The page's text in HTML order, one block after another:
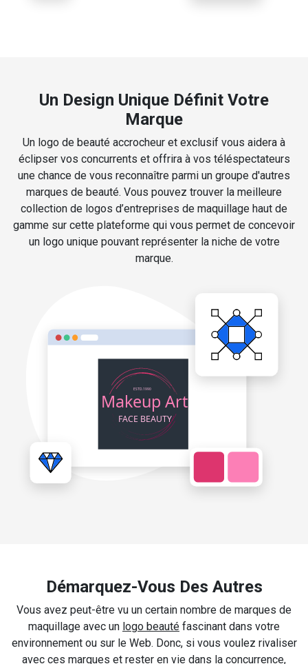
Un Design Unique Définit Votre
Marque
Un logo de beauté accrocheur et exclusif vous aidera à
éclipser vos concurrents et offrira à vos téléspectateurs
une chance de vous reconnaître parmi un groupe d'autres
marques de beauté. Vous pouvez trouver la meilleure
collection de logos d’entreprises de maquillage haut de
gamme sur cette plateforme qui vous permet de concevoir
un logo unique pouvant représenter la niche de votre
marque.
Démarquez-Vous Des Autres
Vous avez peut-être vu un certain nombre de marques de
maquillage avec un logo beauté fascinant dans votre
environnement ou sur le Web. Donc, si vous voulez rivaliser
avec ces marques et rester en vie dans la concurrence,